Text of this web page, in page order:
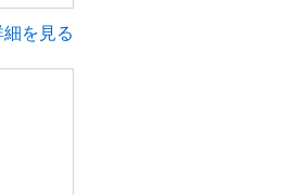
を見る